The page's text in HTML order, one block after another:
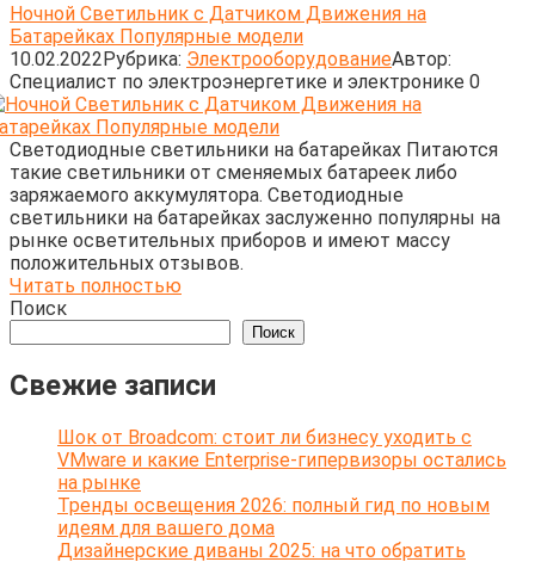
Ночной Светильник с Датчиком Движения на
Батарейках Популярные модели
10.02.2022Рубрика: ЭлектрооборудованиеАвтор:
Cпециалист по электроэнергетике и электронике 0
Светодиодные светильники на батарейках Питаются
такие светильники от сменяемых батареек либо
заряжаемого аккумулятора. Светодиодные
светильники на батарейках заслуженно популярны на
рынке осветительных приборов и имеют массу
положительных отзывов.
Читать полностью
Поиск
Поиск
Свежие записи
Шок от Broadcom: стоит ли бизнесу уходить с
VMware и какие Enterprise-гипервизоры остались
на рынке
Тренды освещения 2026: полный гид по новым
идеям для вашего дома
Дизайнерские диваны 2025: на что обратить